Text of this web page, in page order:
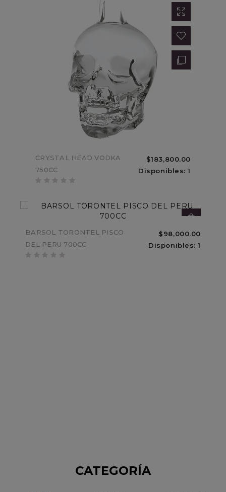
ESTUCHE CARTON ACHAVAL
FERRER MENDOZA MALBEC
$33,000.00
Sin Stock
CRYSTAL HEAD VODKA
750CC
$183,800.00
Disponibles: 1
BARSOL TORONTEL PISCO
DEL PERU 700CC
$98,000.00
Disponibles: 1
CATEGORÍA